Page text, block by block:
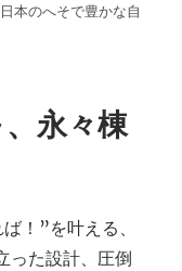
カ
日本のへそで豊かな自
永々棟
！”を叶える、
った設計、圧倒